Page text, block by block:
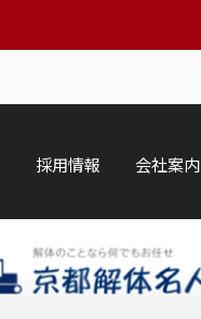
採用情報 会社案内